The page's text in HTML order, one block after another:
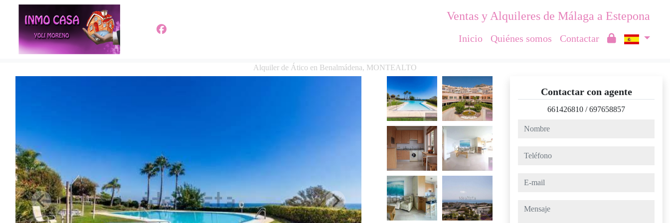
Ventas y Alquileres de Málaga a Estepona
Inicio Quiénes somos Contactar
Alquiler de Ático en Benalmádena, MONTEALTO
Contactar con agente
661426810 /697658857
nombre
teléfono
e-mail
mensaje